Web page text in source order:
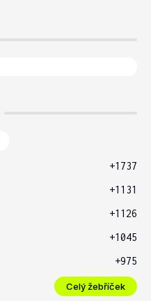
+1737
+1131
+1126
+1045
+975
Celý žebříček